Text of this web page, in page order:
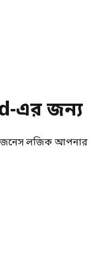
এর জন্য
লজিক